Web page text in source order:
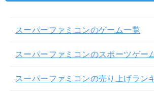
スーパーファミコンのゲーム一覧
スーパーファミコンのスポーツゲー
スーパーファミコンの売り上げラン